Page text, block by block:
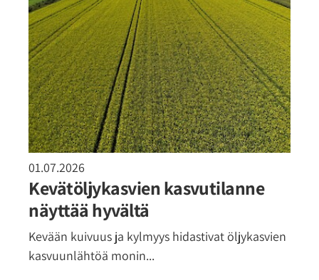
01.07.2026
Kevätöljykasvien kasvutilanne
näyttää hyvältä
Kevään kuivuus ja kylmyys hidastivat öljykasvien
kasvuunlähtöä monin...